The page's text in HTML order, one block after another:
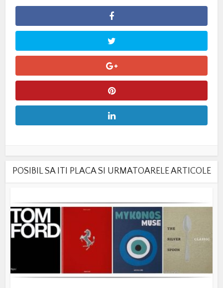
POSIBIL SA ITI PLACA SI URMATOARELE ARTICOLE